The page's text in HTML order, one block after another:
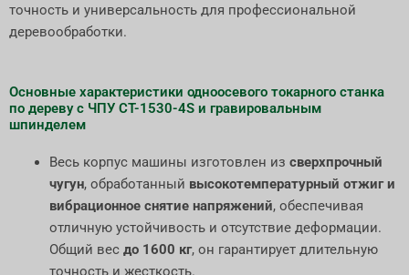
точность и универсальность для профессиональной
деревообработки.
Основные характеристики одноосевого токарного станка
по дереву с ЧПУ CT-1530-4S и гравировальным
шпинделем
Весь корпус машины изготовлен из сверхпрочный
чугун, обработанный высокотемпературный отжиг и
вибрационное снятие напряжений, обеспечивая
отличную устойчивость и отсутствие деформации.
Общий вес до 1600 кг, он гарантирует длительную
точность и жесткость.